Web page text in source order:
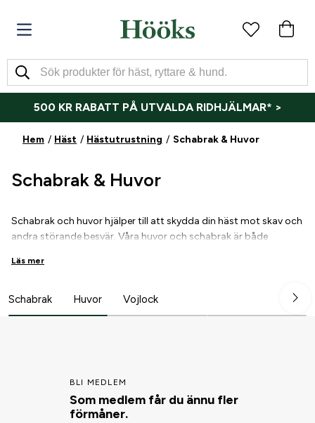
500 KR RABATT PÅ UTVALDA RIDHJÄLMAR* >
Hem Häst Hästutrustning Schabrak & Huvor
Schabrak & Huvor
Schabrakoch huvor hjälper till att skydda din häst mot skav och
andra störande besvär. Våra huvor och schabrak är både
enkelt ska kunna matcha din utrustning!
Läs mer
Schabrak Huvor Vojlock
BLI MEDLEM
Som medlem får du ännu fler
förmåner.